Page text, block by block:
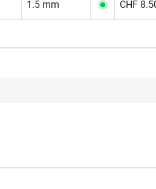
1.5 mm CHF